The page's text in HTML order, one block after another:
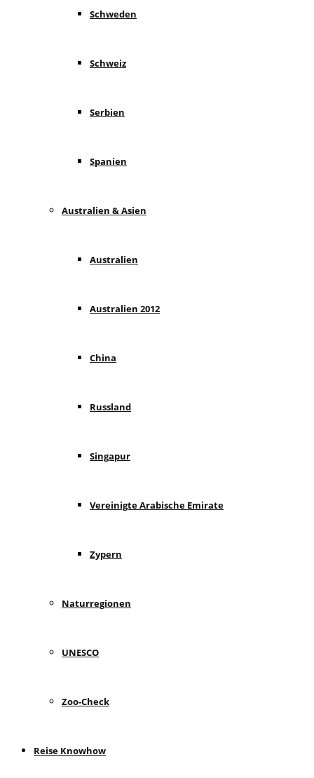
Schweden
Schweiz
Serbien
Spanien
Australien & Asien
Australien
Australien 2012
China
Russland
Singapur
Vereinigte Arabische Emirate
Zypern
Naturregionen
UNESCO
Zoo-Check
Reise Knowhow